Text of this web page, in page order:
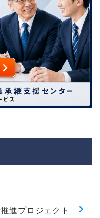
進プロジェクト